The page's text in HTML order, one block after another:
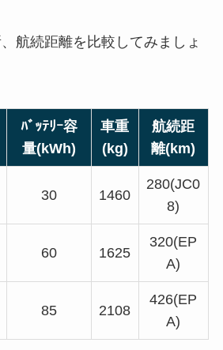
航続距離を比較してみましょ
ﾊﾞｯﾃﾘｰ容
量(kWh)
車重
(kg)
航続距
離(km)
30 1460
280(JC0
8)
60 1625
320(EP
A)
85 2108
426(EP
A)